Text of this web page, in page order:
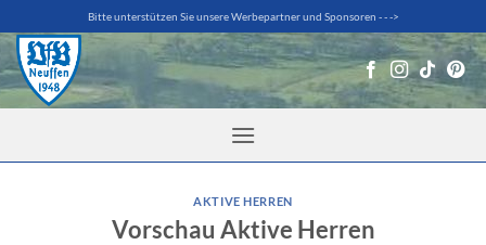
Inhalt
springen
Bitte unterstützen Sie unsere Werbepartner und Sponsoren - - ->
AKTIVE HERREN
Vorschau Aktive Herren